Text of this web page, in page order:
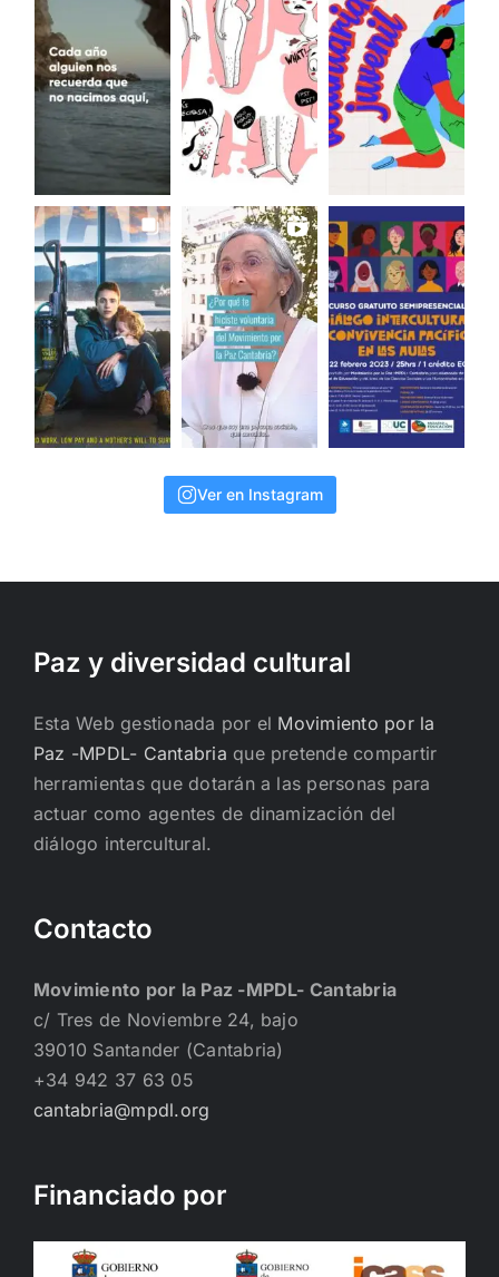
Ver en Instagram
Paz y diversidad cultural
Esta Web gestionada por el Movimiento por la
Paz -MPDL- Cantabria que pretende compartir
herramientas que dotarán a las personas para
actuar como agentes de dinamización del
diálogo intercultural.
Contacto
Movimiento por la Paz -MPDL- Cantabria
c/ Tres de Noviembre 24, bajo
39010 Santander (Cantabria)
+34 942 37 63 05
cantabria@mpdl.org
Financiado por